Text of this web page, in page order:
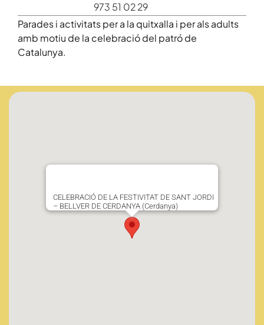
973 51 02 29
Parades i activitats per a la quitxalla i per als adults
amb motiu de la celebració del patró de
Catalunya.
CELEBRACIÓ DE LA FESTIVITAT DE SANT JORDI
– BELLVER DE CERDANYA (Cerdanya)